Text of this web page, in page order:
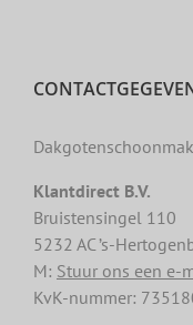
Klantdirect B.V.
Bruistensingel 110
5232 AC ’s-
M: Stuur ons een e-
KvK-nummer: